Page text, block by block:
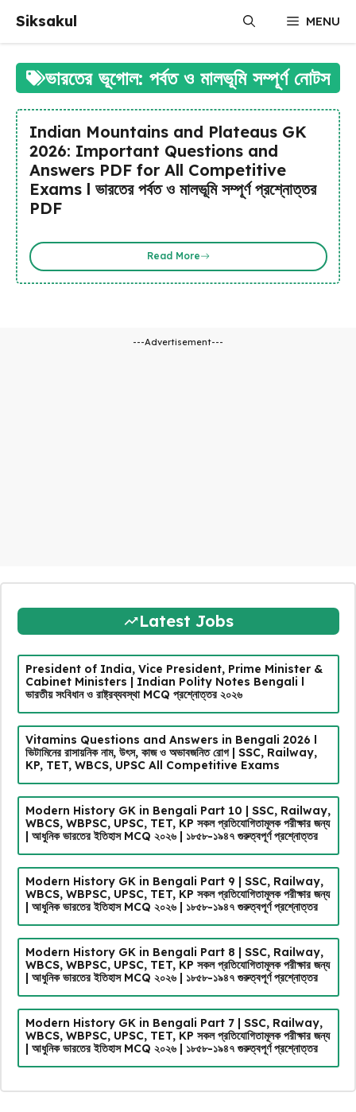
content
Siksakul MENU
ভারতের ভূগোল: পর্বত ও মালভূমি সম্পূর্ণ নোটস
Indian Mountains and Plateaus GK
2026: Important Questions and
Answers PDF for All Competitive
Exams l ভারতের পর্বত ও মালভূমি সম্পূর্ণ প্রশ্নোত্তর
PDF
Read More
---Advertisement---
Latest Jobs
President of India, Vice President, Prime Minister &
Cabinet Ministers | Indian Polity Notes Bengali l
ভারতীয় সংবিধান ও রাষ্ট্রব্যবস্থা MCQ প্রশ্নোত্তর ২০২৬
Vitamins Questions and Answers in Bengali 2026 l
ভিটামিনের রাসায়নিক নাম, উৎস, কাজ ও অভাবজনিত রোগ | SSC, Railway,
KP, TET, WBCS, UPSC All Competitive Exams
Modern History GK in Bengali Part 10 | SSC, Railway,
WBCS, WBPSC, UPSC, TET, KP সকল প্রতিযোগিতামূলক পরীক্ষার জন্য
| আধুনিক ভারতের ইতিহাস MCQ ২০২৬ | ১৮৫৮-১৯৪৭ গুরুত্বপূর্ণ প্রশ্নোত্তর
Modern History GK in Bengali Part 9 | SSC, Railway,
WBCS, WBPSC, UPSC, TET, KP সকল প্রতিযোগিতামূলক পরীক্ষার জন্য
| আধুনিক ভারতের ইতিহাস MCQ ২০২৬ | ১৮৫৮-১৯৪৭ গুরুত্বপূর্ণ প্রশ্নোত্তর
Modern History GK in Bengali Part 8 | SSC, Railway,
WBCS, WBPSC, UPSC, TET, KP সকল প্রতিযোগিতামূলক পরীক্ষার জন্য
| আধুনিক ভারতের ইতিহাস MCQ ২০২৬ | ১৮৫৮-১৯৪৭ গুরুত্বপূর্ণ প্রশ্নোত্তর
Modern History GK in Bengali Part 7 | SSC, Railway,
WBCS, WBPSC, UPSC, TET, KP সকল প্রতিযোগিতামূলক পরীক্ষার জন্য
| আধুনিক ভারতের ইতিহাস MCQ ২০২৬ | ১৮৫৮-১৯৪৭ গুরুত্বপূর্ণ প্রশ্নোত্তর